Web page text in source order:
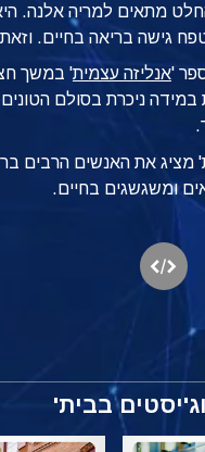
מתאים למריה אלנה.
גישה בריאה בחיים. וזאת
'אנליזה עצמית' במשך
במידה ניכרת בסולם
מציג את האנשים הרבים
ומשגשגים בחיים.
בבית'